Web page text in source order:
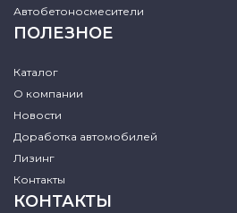
Автобетоносмесители
ПОЛЕЗНОЕ
Каталог
О компании
Новости
Доработка автомобилей
Лизинг
Контакты
КОНТАКТЫ